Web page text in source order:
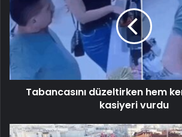
Tabancasını düzeltirken hem
kasiyeri vurdu